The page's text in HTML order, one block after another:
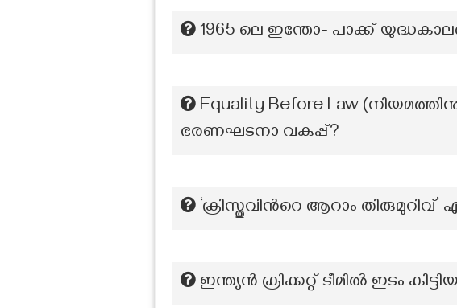
1965 ലെ ഇന്തോ- പാക്ക്
Equality Before Law
ഭരണഘടനാ വകുപ്പ്?
‘ക്രിസ്തുവിന്‍റെ ആറാം
ഇന്ത്യൻ ക്രിക്കറ്റ് ടീമിൽ ഇടം